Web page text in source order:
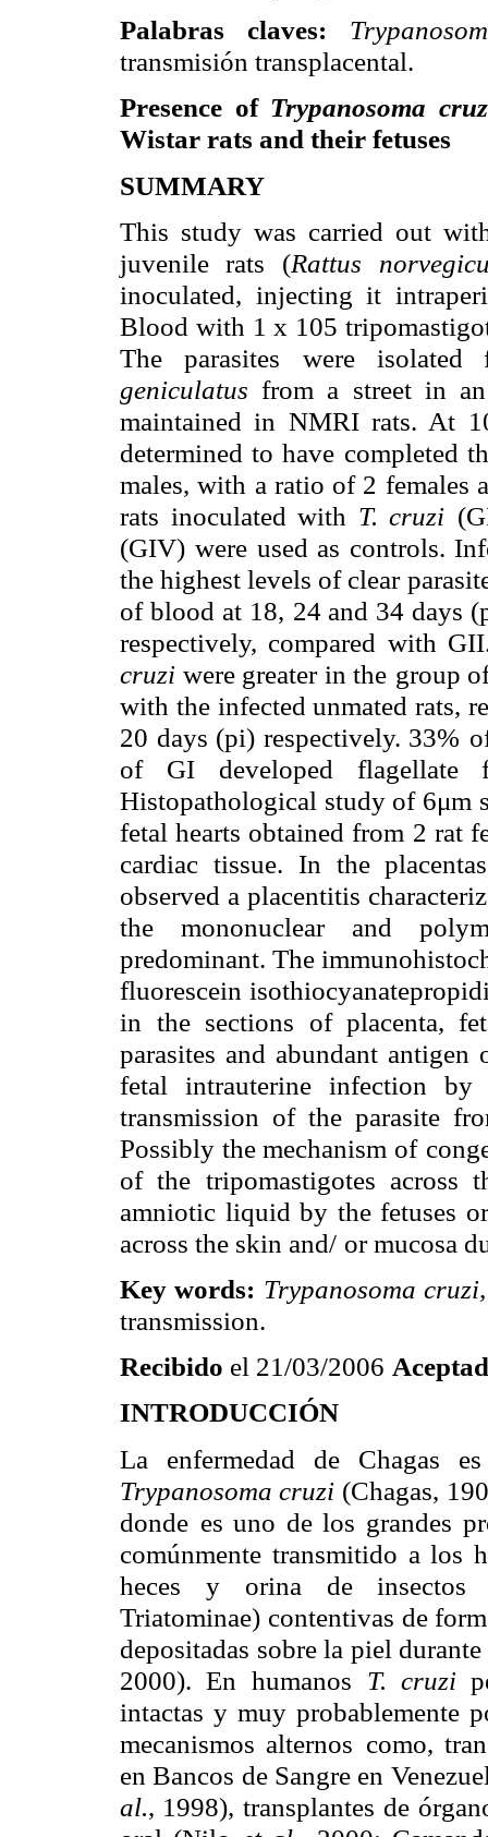
Palabras claves:
transmisión transplacental.
Presence of Trypanosoma
Wistar rats and their fetuses
SUMMARY
This study was carried out
juvenile rats (Rattus
inoculated, injecting it
Blood with 1 x 105
The parasites
were
geniculatusfrom a street in
maintained in NMRI rats. At
determined to have completed
males, with a ratio of 2 females
rats inoculated with T. cruzi
(GIV) were used as controls.
the highest levels of clear
of blood at 18, 24 and 34 days
respectively, compared with
cruzi were greater in the group
with the infected unmated rats,
20 days (pi) respectively. 33%
of GI
developed
Histopathological study of 6μm
fetal hearts obtained from 2 rat
cardiac tissue. In the
observed a placentitis
the mononuclear
and
predominant. The
fluorescein
in the sections of placenta,
parasites and abundant
fetal intrauterine
infection
transmission of the parasite
Possibly the mechanism of
of the tripomastigotes across
amniotic liquid by the fetuses
across the skin and/ or mucosa
Key words: Trypanosoma
transmission.
Recibido el 21/03/2006
INTRODUCCIÓN
La enfermedad de Chagas
Trypanosoma cruzi (Chagas,
donde es uno de los grandes
comúnmente transmitido a los
heces y orina de insectos
Triatominae) contentivas de
depositadas sobre la piel
2000). En humanos T. cruzi
intactas y muy probablemente
mecanismos alternos como,
en Bancos de Sangre en
al., 1998), transplantes de